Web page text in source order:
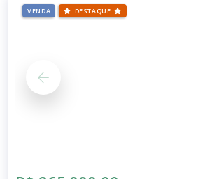
VENDA DESTAQUE